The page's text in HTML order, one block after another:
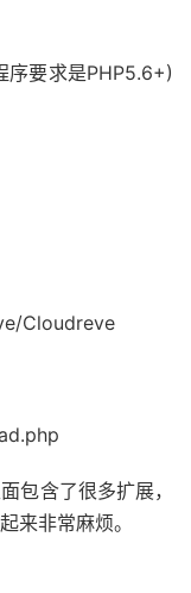
序要求是PHP5.6+)
Cloudreve
包含了很多扩展，
来非常麻烦。